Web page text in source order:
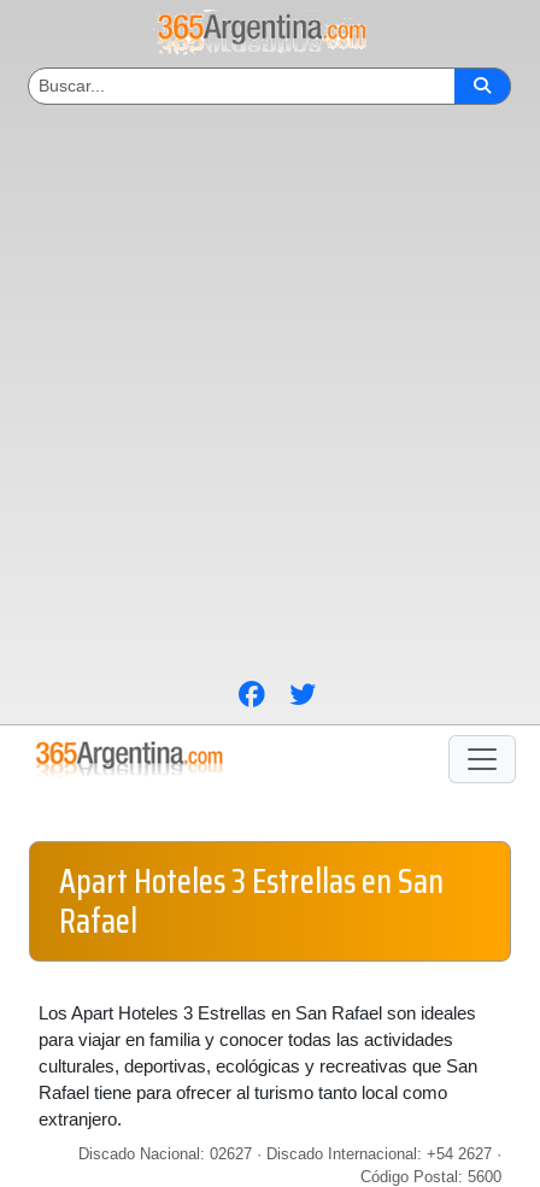
Apart Hoteles 3 Estrellas en San
Rafael
Los Apart Hoteles 3 Estrellas en San Rafael son ideales
para viajar en familia y conocer todas las actividades
culturales, deportivas, ecológicas y recreativas que San
Rafael tiene para ofrecer al turismo tanto local como
extranjero.
Discado Nacional: 02627 · Discado Internacional: +54 2627 ·
Código Postal: 5600